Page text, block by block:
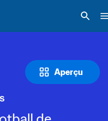
Aperçu